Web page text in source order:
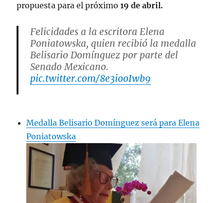
propuesta para el próximo19 de abril.
Felicidades a la escritora Elena
Poniatowska, quien recibió la medalla
Belisario Domínguez por parte del
Senado Mexicano.
pic.twitter.com/8e3iooIwb9
Medalla Belisario Domínguez será para Elena
Poniatowska